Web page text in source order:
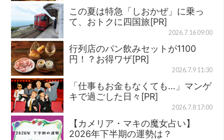
この夏は特急「しおかぜ」に乗っ
て、おトクに四国旅[PR]
2026.7.16 09:00
行列店のパン飲みセットが1100
円！？お得ワザ[PR]
2026.7.9 11:30
「仕事もお金もなくても…」マンゲ
キで過ごした日々[PR]
2026.7.8 17:00
【カメリア・マキの魔女占い】
2026年下半期の運勢は？